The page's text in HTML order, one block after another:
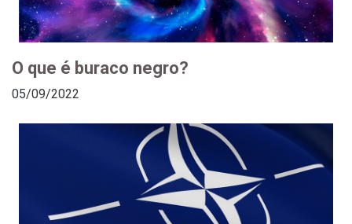
O que é buraco negro?
05/09/2022